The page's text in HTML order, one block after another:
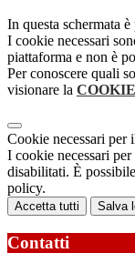
In questa schermata
I cookie necessari
piattaforma e non è
Per conoscere quali
visionare la
Cookie necessari per
I cookie necessari
disabilitati. È
policy.
Accetta tutti Salva
Contatti